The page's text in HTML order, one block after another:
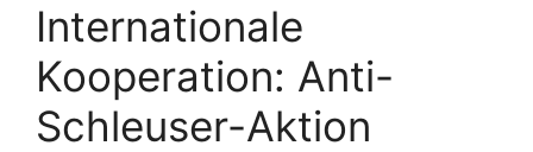
Internationale
Kooperation: Anti-
Schleuser-Aktion